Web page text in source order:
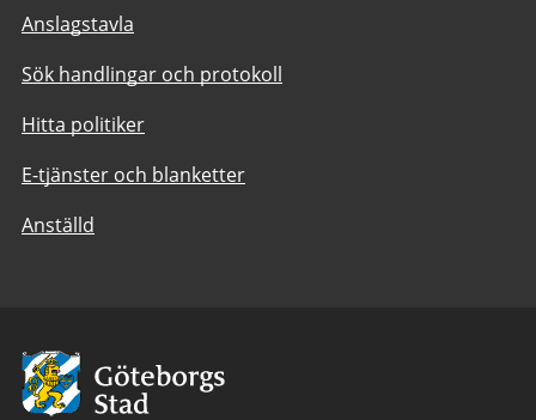
Anslagstavla
Sök handlingar och protokoll
Hitta politiker
E-tjänster och blanketter
Anställd
Avsändare:
Göteborgs